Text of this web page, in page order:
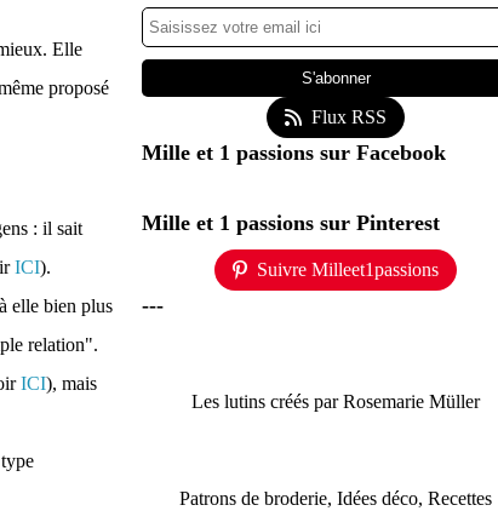
Elle
proposé
: il sait
ICI).
elle bien plus
relation".
ICI), mais
Flux RSS
Mille et 1 passions sur Facebook
Mille et 1 passions sur Pinterest
Suivre Milleet1passions
---
Les lutins créés par Rosemarie Müller
Patrons de broderie, Idées déco, Recettes